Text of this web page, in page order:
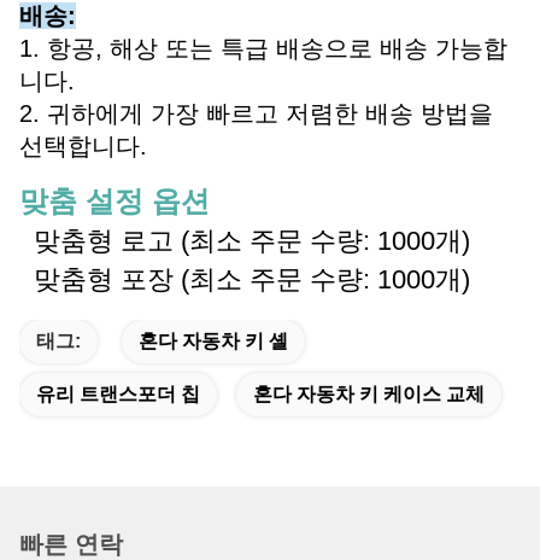
배송:
1. 항공, 해상 또는 특급 배송으로 배송 가능합
니다.
2. 귀하에게 가장 빠르고 저렴한 배송 방법을
선택합니다.
맞춤 설정 옵션
맞춤형 로고 (최소 주문 수량: 1000개)
맞춤형 포장 (최소 주문 수량: 1000개)
태그: 혼다 자동차 키 셸
유리 트랜스포더 칩 혼다 자동차 키 케이스 교체
빠른 연락